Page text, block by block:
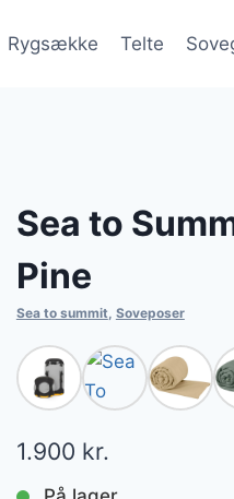
Rygsække Telte
Sea to
Pine
Sea to summit, Soveposer
1.900 kr.